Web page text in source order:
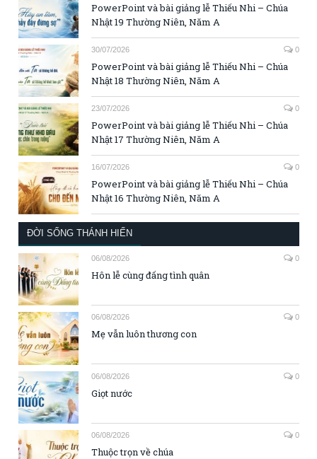
PowerPoint và bài giảng lễ Thiếu Nhi – Chúa
Nhật 19 Thường Niên, Năm A
30/07/2026 0
PowerPoint và bài giảng lễ Thiếu Nhi – Chúa
Nhật 18 Thường Niên, Năm A
23/07/2026 0
PowerPoint và bài giảng lễ Thiếu Nhi – Chúa
Nhật 17 Thường Niên, Năm A
16/07/2026 0
PowerPoint và bài giảng lễ Thiếu Nhi – Chúa
Nhật 16 Thường Niên, Năm A
ĐỜI SỐNG THÁNH HIẾN
06/08/2026 0
Hôn lễ cùng đấng tình quân
06/08/2026 0
Mẹ vẫn luôn thương con
06/08/2026 0
Giọt nước
06/08/2026 0
Thuộc trọn về chúa